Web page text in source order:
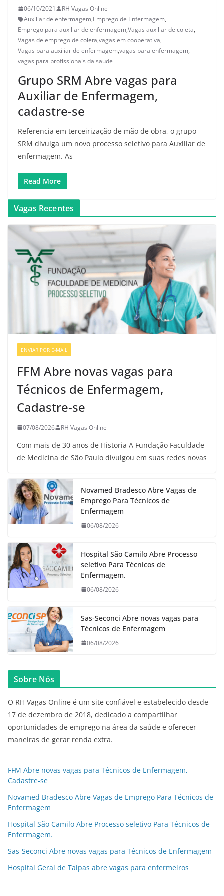
06/10/2021
RH Vagas Online
Auxiliar de enfermagem,Emprego de Enfermagem,
Emprego para auxiliar de enfermagem,Vagas auxiliar de coleta,
Vagas de emprego de coleta,vagas em cooperativa,
Vagas para auxiliar de enfermagem,vagas para enfermagem,
vagas para profissionais da saude
Grupo SRM Abre vagas para
Auxiliar de Enfermagem,
cadastre-se
Referencia em terceirização de mão de obra, o grupo
SRM divulga um novo processo seletivo para Auxiliar de
enfermagem. As
Read More
Vagas Recentes
ENVIAR POR E-MAIL
FFM Abre novas vagas para
Técnicos de Enfermagem,
Cadastre-se
07/08/2026 RH Vagas Online
Com mais de 30 anos de Historia A Fundação Faculdade
de Medicina de São Paulo divulgou em suas redes novas
Novamed Bradesco Abre Vagas de
Emprego Para Técnicos de
Enfermagem
06/08/2026
Hospital São Camilo Abre Processo
seletivo Para Técnicos de
Enfermagem.
06/08/2026
Sas-Seconci Abre novas vagas para
Técnicos de Enfermagem
06/08/2026
Sobre Nós
O RH Vagas Online é um site confiável e estabelecido desde
17 de dezembro de 2018, dedicado a compartilhar
oportunidades de emprego na área da saúde e oferecer
maneiras de gerar renda extra.
FFM Abre novas vagas para Técnicos de Enfermagem,
Cadastre-se
Novamed Bradesco Abre Vagas de Emprego Para Técnicos de
Enfermagem
Hospital São Camilo Abre Processo seletivo Para Técnicos de
Enfermagem.
Sas-Seconci Abre novas vagas para Técnicos de Enfermagem
Hospital Geral de Taipas abre vagas para enfermeiros